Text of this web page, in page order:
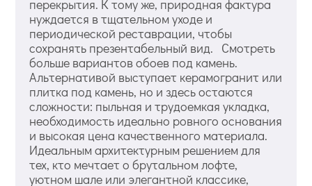
перекрытия. К тому же, природная фактура
нуждается в тщательном уходе и
периодической реставрации, чтобы
сохранять презентабельный вид. Смотреть
больше вариантов обоев под камень.
Альтернативой выступает керамогранит или
плитка под камень, но и здесь остаются
сложности: пыльная и трудоемкая укладка,
необходимость идеально ровного основания
и высокая цена качественного материала.
Идеальным архитектурным решением для
тех, кто мечтает о брутальном лофте,
уютном шале или элегантной классике,